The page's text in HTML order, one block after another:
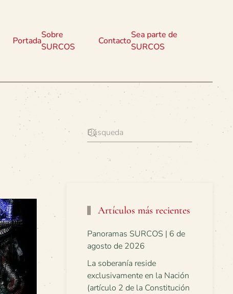
Portada
Sobre
SURCOS
Contacto
Sea parte de
SURCOS
Artículos más recientes
Panoramas SURCOS | 6 de
agosto de 2026
La soberanía reside
exclusivamente en la Nación
(artículo 2 de la Constitución